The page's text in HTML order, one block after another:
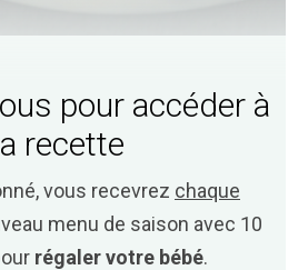
pour accéder à
recette
vous recevrez chaque
menu de saison avec 10
régaler votre bébé.